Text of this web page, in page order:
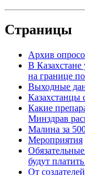
Страницы
Архив
В
на границе
Выходные
Казахстанцы
Какие
Минздрав
Малина за
Мероприятия
будут
От